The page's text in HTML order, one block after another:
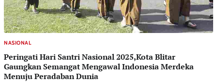
NASIONAL
Peringati Hari Santri Nasional 2025,Kota Blitar
Gaungkan Semangat Mengawal Indonesia Merdeka
Menuju Peradaban Dunia